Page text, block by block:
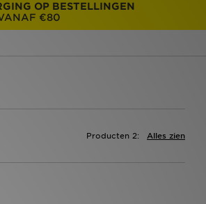
OP BESTELLINGEN
€80
Alles zien
Producten 2: